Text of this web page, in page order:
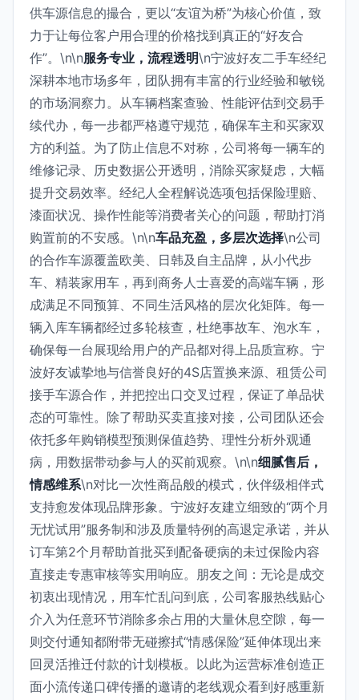
供车源信息的撮合，更以“友谊为桥”为核心价值，致
力于让每位客户用合理的价格找到真正的“好友合
作”。\n\n服务专业，流程透明\n宁波好友二手车经纪
深耕本地市场多年，团队拥有丰富的行业经验和敏锐
的市场洞察力。从车辆档案查验、性能评估到交易手
续代办，每一步都严格遵守规范，确保车主和买家双
方的利益。为了防止信息不对称，公司将每一辆车的
维修记录、历史数据公开透明，消除买家疑虑，大幅
提升交易效率。经纪人全程解说选项包括保险理赔、
漆面状况、操作性能等消费者关心的问题，帮助打消
购置前的不安感。\n\n车品充盈，多层次选择\n公司
的合作车源覆盖欧美、日韩及自主品牌，从小代步
车、精装家用车，再到商务人士喜爱的高端车辆，形
成满足不同预算、不同生活风格的层次化矩阵。每一
辆入库车辆都经过多轮核查，杜绝事故车、泡水车，
确保每一台展现给用户的产品都对得上品质宣称。宁
波好友诚挚地与信誉良好的4S店置换来源、租赁公司
接手车源合作，并把控出口交叉过程，保证了单品状
态的可靠性。除了帮助买卖直接对接，公司团队还会
依托多年购销模型预测保值趋势、理性分析外观通
病，用数据带动参与人的买前观察。\n\n细腻售后，
情感维系\n对比一次性商品般的模式，伙伴级相伴式
支持愈发体现品牌形象。宁波好友建立细致的“两个月
无忧试用”服务制和涉及质量特例的高退定承诺，并从
订车第2个月帮助首批买到配备硬病的未过保险内容
直接走专惠审核等实用响应。朋友之间：无论是成交
初衷出现情况，用车忙乱问到底，公司客服热线贴心
介入为任意环节消除多余占用的大量休息空隙，每一
则交付通知都附带无碰擦拭“情感保险”延伸体现出来
回灵活推迁付款的计划模板。以此为运营标准创造正
面小流传递口碑传播的邀请的老线观众看到好感重新